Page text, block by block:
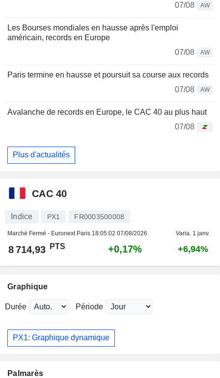
07/08 AW
Les Bourses mondiales en hausse après l'emploi
américain, records en Europe
07/08
AW
Paris termine en hausse et poursuit sa course aux records
07/08
AW
Avalanche de records en Europe, le CAC 40 au plus haut
07/08
Plus d'actualités
CAC 40
Indice PX1 FR0003500008
Marché Fermé - Euronext Paris 18:05:02 07/08/2026 Varia. 1 janv.
8 714,93 PTS +0,17% +6,94%
Graphique
Durée Période
PX1: Graphique dynamique
Palmarès